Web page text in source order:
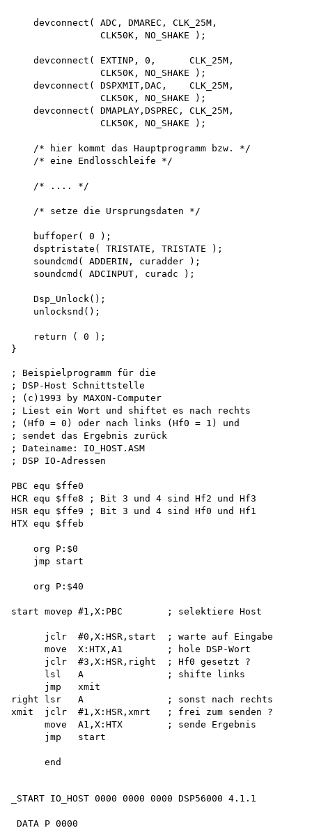
    devconnect( ADC, DMAREC, CLK_25M,
                CLK50K, NO_SHAKE );
    devconnect( EXTINP, 0,      CLK_25M,
                CLK50K, NO_SHAKE );
    devconnect( DSPXMIT,DAC,    CLK_25M,
                CLK50K, NO_SHAKE );
    devconnect( DMAPLAY,DSPREC, CLK_25M,
                CLK50K, NO_SHAKE );
    /* hier kommt das Hauptprogramm bzw. */
    /* eine Endlosschleife */
    /* .... */
    /* setze die Ursprungsdaten */
    buffoper( 0 );
    dsptristate( TRISTATE, TRISTATE );
    soundcmd( ADDERIN, curadder );
    soundcmd( ADCINPUT, curadc );
    Dsp_Unlock();
    unlocksnd();
    return ( 0 );
; Beispielprogramm für die
; DSP-Host Schnittstelle
; (c)1993 by MAXON-Computer
; Liest ein Wort und shiftet es nach rechts
; (Hf0 = 0) oder nach links (Hf0 = 1) und
; sendet das Ergebnis zurück
; Dateiname: IO_HOST.ASM
; DSP IO-Adressen
PBC equ $ffe0
HCR equ $ffe8 ; Bit 3 und 4 sind Hf2 und Hf3
HSR equ $ffe9 ; Bit 3 und 4 sind Hf0 und Hf1
HTX equ $ffeb
    org P:$0
    jmp start
    org P:$40
start movep #1,X:PBC        ; selektiere Host
      jclr  #0,X:HSR,start  ; warte auf Eingabe
      move  X:HTX,A1        ; hole DSP-Wort
      jclr  #3,X:HSR,right  ; Hf0 gesetzt ?
      lsl   A               ; shifte links
      jmp   xmit
right lsr   A               ; sonst nach rechts
xmit  jclr  #1,X:HSR,xmrt   ; frei zum senden ?
      move  A1,X:HTX        ; sende Ergebnis
      jmp   start
_START IO_HOST 0000 0000 0000 DSP56000 4.1.1
_DATA P 0000